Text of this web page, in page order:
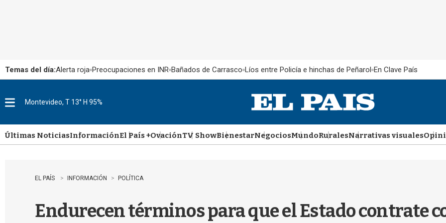
Temas del día:Alerta roja Preocupaciones en INR Bañados de Carrasco Líos entre Policía e hinchas de Peñarol En Clave País
u
Montevideo, T 13° H 95%
Últimas NoticiasInformaciónEl País +OvaciónTV ShowBienestarNegociosMundoRuralesNarrativas visuales
EL PAÍS INFORMACIÓN POLÍTICA
Endurecen términos para que el Estado contrate